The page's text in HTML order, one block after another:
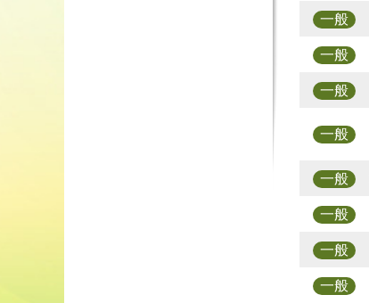
一般
一般
一般
一般
一般
一般
一般
一般